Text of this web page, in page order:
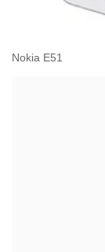
Nokia E51